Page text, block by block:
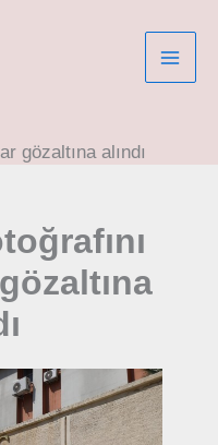
gözaltına alındı